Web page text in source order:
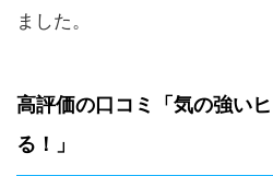
ました。
高評価の口コミ「気の強い
る！」